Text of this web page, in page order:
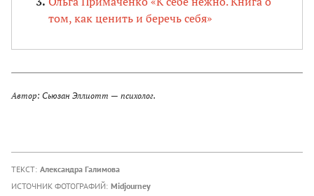
том, как ценить и беречь себя»
Автор: Сьюзан Эллиотт — психолог.
ТЕКСТ: Александра Галимова
ИСТОЧНИК ФОТОГРАФИЙ: Midjourney